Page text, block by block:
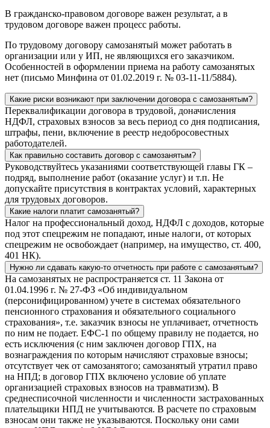
В гражданско-правовом договоре важен результат, а в
трудовом договоре важен процесс работы.
По трудовому договору самозанятый может работать в
организации или у ИП, не являющихся его заказчиком.
Особенностей в оформлении приема на работу самозанятых
нет (письмо Минфина от 01.02.2019 г. № 03-11-11/5884).
Какие риски возникают при заключении договора с самозанятым?
Переквалификации договора в трудовой, доначисления
НДФЛ, страховых взносов за весь период со дня подписания,
штрафы, пени, включение в реестр недобросовестных
работодателей.
Как правильно составить договор с самозанятым?
Руководствуйтесь указаниями соответствующей главы ГК –
подряд, выполнение работ (оказание услуг) и т.п. Не
допускайте присутствия в контрактах условий, характерных
для трудовых договоров.
Какие налоги платит самозанятый?
Налог на профессиональный доход, НДФЛ с доходов, которые
под этот спецрежим не попадают, иные налоги, от которых
спецрежим не освобождает (например, на имущество, ст. 400,
401 НК).
Нужно ли сдавать какую-то отчетность при работе с самозанятым?
На самозанятых не распространяется ст. 11 Закона от
01.04.1996 г. № 27-ФЗ «Об индивидуальном
(персонифицированном) учете в системах обязательного
пенсионного страхования и обязательного социального
страхования», т.е. заказчик взносы не уплачивает, отчетность
по ним не подает. ЕФС-1 по общему правилу не подается, но
есть исключения (с ним заключен договор ГПХ, на
вознаграждения по которым начисляют страховые взносы;
отсутствует чек от самозанятого; самозанятый утратил право
на НПД; в договор ГПХ включено условие об уплате
организацией страховых взносов на травматизм). В
среднесписочной численности и численности застрахованных
плательщики НПД не учитываются. В расчете по страховым
взносам они также не указываются. Поскольку они сами